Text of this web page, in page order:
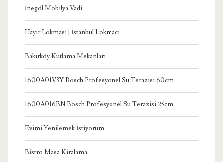
İnegöl Mobilya Vadi
Hayır Lokması | İstanbul Lokmacı
Bakırköy Kutlama Mekanları
1600A01V3Y Bosch Profesyonel Su Terazisi 60cm
1600A016BN Bosch Profesyonel Su Terazisi 25cm
Evimi Yenilemek İstiyorum
Bistro Masa Kiralama